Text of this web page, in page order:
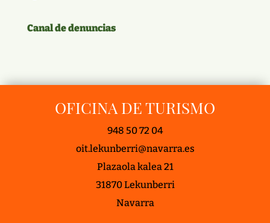
Canal de denuncias
OFICINA DE TURISMO
948 50 72 04
oit.lekunberri@navarra.es
Plazaola kalea 21
31870 Lekunberri
Navarra